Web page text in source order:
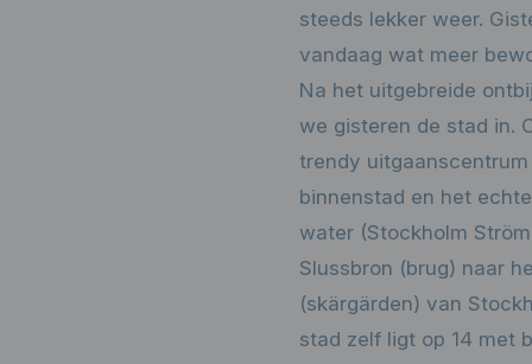
steeds lekker weer.
vandaag wat meer
Na het uitgebreide
we gisteren de stad in.
trendy
binnenstad en het
water (Stockholm
Slussbron (brug) naar
(skärgärden) van
stad zelf ligt op 14 met